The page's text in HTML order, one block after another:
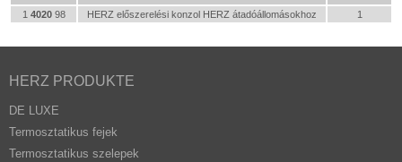
1 402098 HERZ előszerelési konzol HERZ átadóállomásokhoz 1
HERZ PRODUKTE
DE LUXE
Termosztatikus fejek
Termosztatikus szelepek